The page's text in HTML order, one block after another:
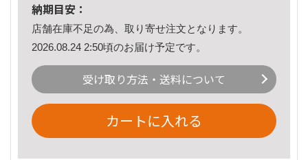
納期目安：
店舗在庫不足の為、取り寄せ注文となります。
2026.08.24 2:50頃のお届け予定です。
受け取り方法・送料について
カートに入れる